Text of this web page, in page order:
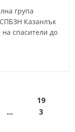
група
Казанлък
спасители до
…
19
3